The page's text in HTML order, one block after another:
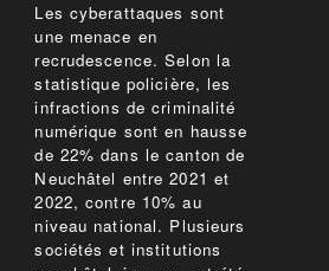
Les cyberattaques sont
une menace en
recrudescence. Selon la
statistique policière, les
infractions de criminalité
numérique sont en hausse
de 22% dans le canton de
Neuchâtel entre 2021 et
2022, contre 10% au
niveau national. Plusieurs
sociétés et institutions